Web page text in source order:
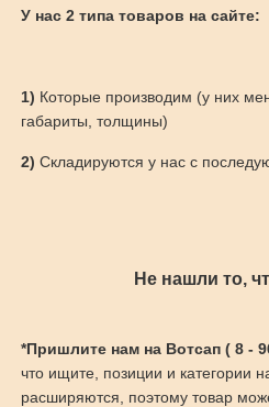
У нас 2 типа товаров на сайте:
1) Которые производим (у них
габариты, толщины)
2) Складируются у нас с
Не нашли то,
*Пришлите нам на Вотсап ( 8 -
что ищите, позиции и категории
расширяются, поэтому товар